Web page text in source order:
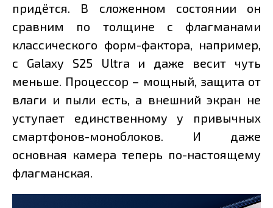
придётся. В сложенном состоянии он
сравним по толщине с флагманами
классического форм-фактора, например,
с Galaxy S25 Ultra и даже весит чуть
меньше. Процессор – мощный, защита от
влаги и пыли есть, а внешний экран не
уступает единственному у привычных
смартфонов-моноблоков. И даже
основная камера теперь по-настоящему
флагманская.